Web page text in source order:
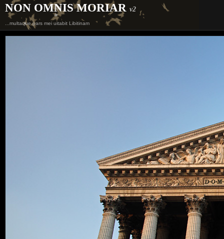
NON OMNIS MORIAR v2
...multaque pars mei uitabit Libitinam